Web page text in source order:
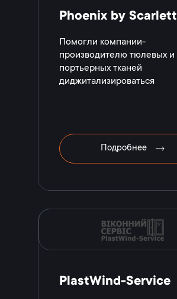
Phoenix by Scarlett
Помогли компании-
производителю тюлевых и
портьерных тканей
диджитализироваться
Подробнее
PlastWind-Service